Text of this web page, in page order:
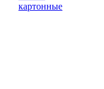
картонные